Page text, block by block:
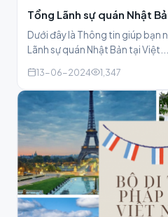
Tổng Lãnh sự quán Nhật
Dưới đây là Thông tin giúp bạn
Lãnh sự quán Nhật Bản tại Việt...
13-06-2024 1,347